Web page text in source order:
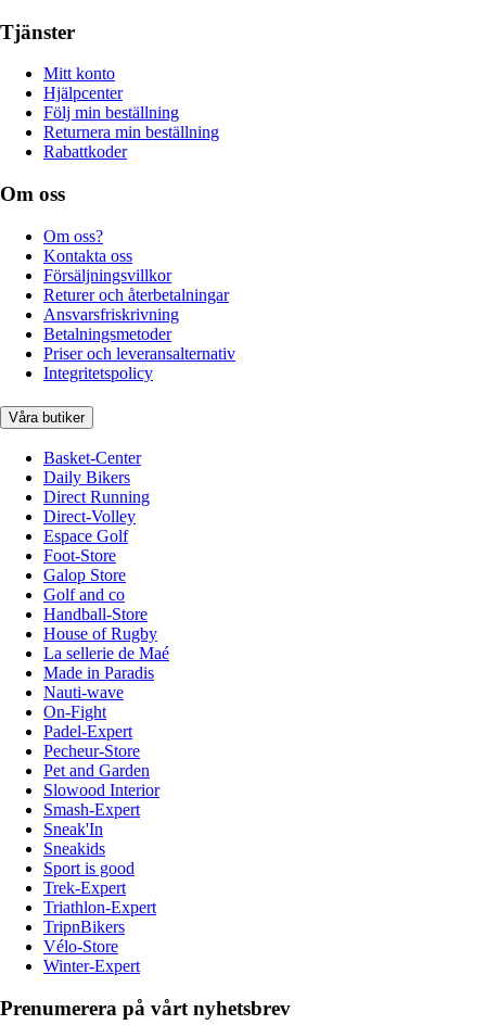
Tjänster
Mitt konto
Hjälpcenter
Följ min beställning
Returnera min beställning
Rabattkoder
Om oss
Om oss?
Kontakta oss
Försäljningsvillkor
Returer och återbetalningar
Ansvarsfriskrivning
Betalningsmetoder
Priser och leveransalternativ
Integritetspolicy
Våra butiker
Basket-Center
Daily Bikers
Direct Running
Direct-Volley
Espace Golf
Foot-Store
Galop Store
Golf and co
Handball-Store
House of Rugby
La sellerie de Maé
Made in Paradis
Nauti-wave
On-Fight
Padel-Expert
Pecheur-Store
Pet and Garden
Slowood Interior
Smash-Expert
Sneak'In
Sneakids
Sport is good
Trek-Expert
Triathlon-Expert
TripnBikers
Vélo-Store
Winter-Expert
Prenumerera på vårt nyhetsbrev